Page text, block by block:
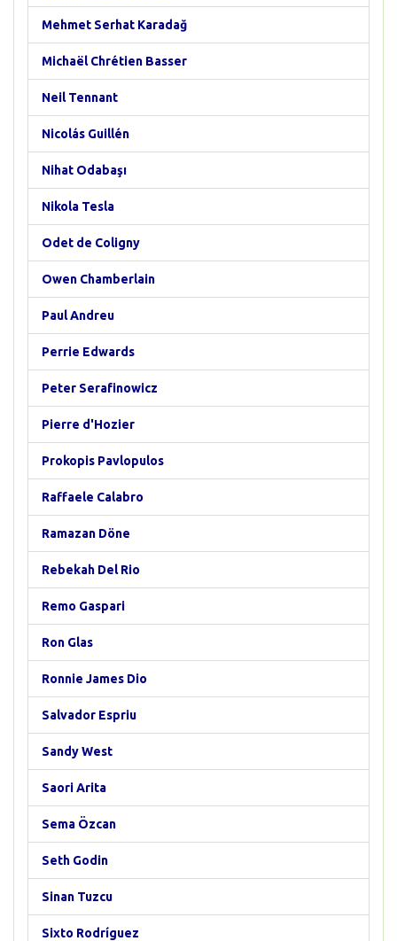
Mehmet Serhat Karadağ
Michaël Chrétien Basser
Neil Tennant
Nicolás Guillén
Nihat Odabaşı
Nikola Tesla
Odet de Coligny
Owen Chamberlain
Paul Andreu
Perrie Edwards
Peter Serafinowicz
Pierre d'Hozier
Prokopis Pavlopulos
Raffaele Calabro
Ramazan Döne
Rebekah Del Rio
Remo Gaspari
Ron Glas
Ronnie James Dio
Salvador Espriu
Sandy West
Saori Arita
Sema Özcan
Seth Godin
Sinan Tuzcu
Sixto Rodríguez